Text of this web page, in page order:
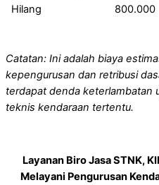
Hilang
800.000
Catatan: Ini adalah biaya
kepengurusan dan retribusi
terdapat denda keterlambatan
teknis kendaraan tertentu.
Layanan Biro Jasa STNK,
Melayani Pengurusan